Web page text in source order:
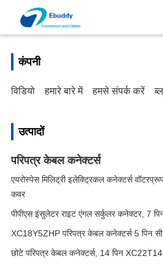
कंपनी
विडियो हमारे बारे में हमसे संपर्क करें
उत्पादों
परिपत्र केबल कनेक्टर्स
एयरोस्पेस मिलिट्री इलेक्ट्रिकल कनेक्टर्स
कवर
पीपीएस इंसुलेटर राइट एंगल सर्कुलर कनेक्टर, 7
XC18Y5ZHP परिपत्र केबल कनेक्टर्स 5 पिन
छोटे परिपत्र केबल कनेक्टर्स, 14 पिन